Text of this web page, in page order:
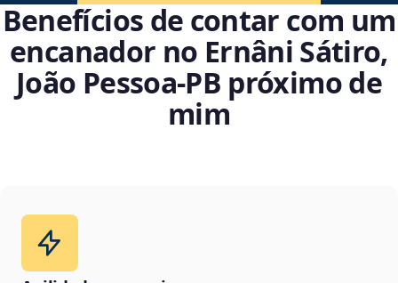
Benefícios de contar com um
encanador no Ernâni Sátiro,
João Pessoa‑PB próximo de
mim